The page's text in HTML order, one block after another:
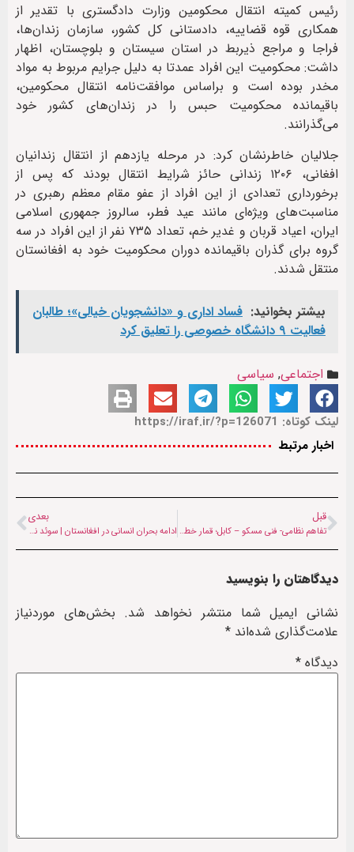
رئیس کمیته انتقال محکومین وزارت دادگستری با تقدیر از
همکاری قوه قضاییه، دادستانی کل کشور، سازمان زندان‌ها،
فراجا و مراجع ذیربط در استان سیستان و بلوچستان، اظهار
داشت: محکومیت این افراد عمدتا به دلیل جرایم مربوط به مواد
مخدر بوده است و براساس موافقت‌نامه انتقال محکومین،
باقیمانده محکومیت حبس را در زندان‌های کشور خود
می‌گذرانند.
جلالیان خاطرنشان کرد: در مرحله یازدهم از انتقال زندانیان
افغانی، ۱۲۰۶ زندانی حائز شرایط انتقال بودند که پس از
برخورداری تعدادی از این افراد از عفو مقام معظم رهبری در
مناسبت‌های ویژه‌ای مانند عید فطر، سالروز جمهوری اسلامی
ایران، اعیاد قربان و غدیر خم، تعداد ۷۳۵ نفر از این افراد در سه
گروه برای گذران باقیمانده دوران محکومیت خود به افغانستان
منتقل شدند.
بیشتر بخوانید: فساد اداری و «دانشجویان خیالی»؛ طالبان
فعالیت ۹ دانشگاه خصوصی را تعلیق کرد
اجتماعی, سیاسی
لینک کوتاه: https://iraf.ir/?p=126071
اخبار مرتبط
قبل
تفاهم نظامی- فنی مسکو – کابل؛ قمار خطرناک با طالبان یا بازگشت روسیه به افغانستان؟
بعدی
ادامه بحران انسانی در افغانستان | سوئد نزدیک به ۳ میلیون دلار به این کشور کمک کرد
دیدگاهتان را بنویسید
نشانی ایمیل شما منتشر نخواهد شد. بخش‌های موردنیاز
علامت‌گذاری شده‌اند *
دیدگاه *